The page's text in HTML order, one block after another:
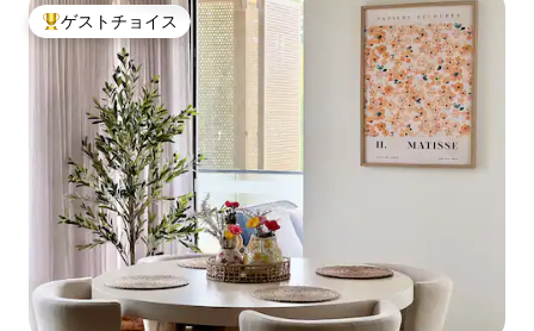
大好評のゲストチョイスです。
ゲストチョイス